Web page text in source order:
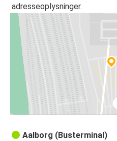
adresseoplysninger.
Aalborg (Busterminal)